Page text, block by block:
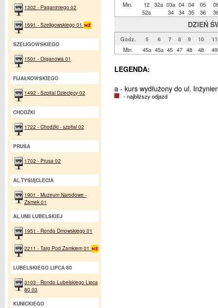
Min.
12
52a
32a 03a
34
04
34
04
35
05
36
DZIEŃ
Godz. 5 6 7 8 9 10
11
Min.
45a 45a 45 47 48 48 49
LEGENDA:
a - kurs wydłużony do ul.
- najbliższy odjazd
1302 - Paganiniego 02
1691 - Szeligowskiego 01
SZELIGOWSKIEGO
1501 - Organowa 01
FIJAŁKOWSKIEGO
1492 - Szpital Dziecięcy 02
CHODŹKI
1722 - Chodźki - szpital 02
PRUSA
1702 - Prusa 02
AL.TYSIĄCLECIA
1901 - Muzeum Narodowe -
Zamek 01
AL.UNII LUBELSKIEJ
1951 - Rondo Dmowskiego 01
2211 - Targ Pod Zamkiem 01
LUBELSKIEGO LIPCA 80
3103 - Rondo Lubelskiego Lipca
80 03
KUNICKIEGO